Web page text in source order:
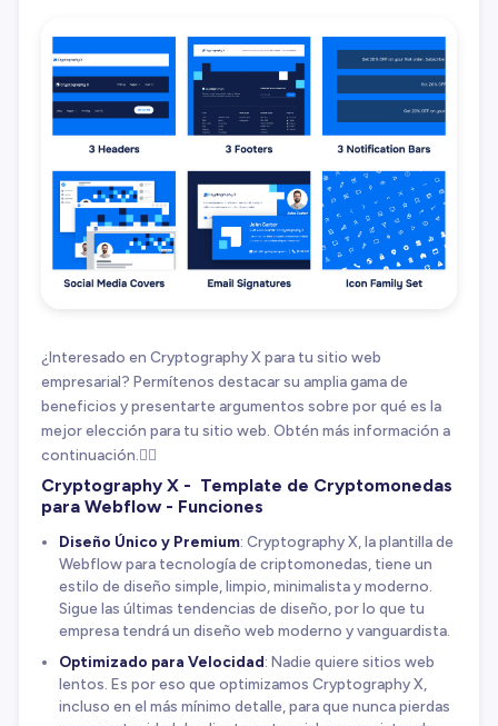
¿Interesado en Cryptography X para tu sitio web
empresarial? Permítenos destacar su amplia gama de
beneficios y presentarte argumentos sobre por qué es la
mejor elección para tu sitio web. Obtén más información a
continuación.👇🏻
Cryptography X - Template de Cryptomonedas
para Webflow - Funciones
Diseño Único y Premium: Cryptography X, la plantilla de
Webflow para tecnología de criptomonedas, tiene un
estilo de diseño simple, limpio, minimalista y moderno.
Sigue las últimas tendencias de diseño, por lo que tu
empresa tendrá un diseño web moderno y vanguardista.
Optimizado para Velocidad: Nadie quiere sitios web
lentos. Es por eso que optimizamos Cryptography X,
incluso en el más mínimo detalle, para que nunca pierdas